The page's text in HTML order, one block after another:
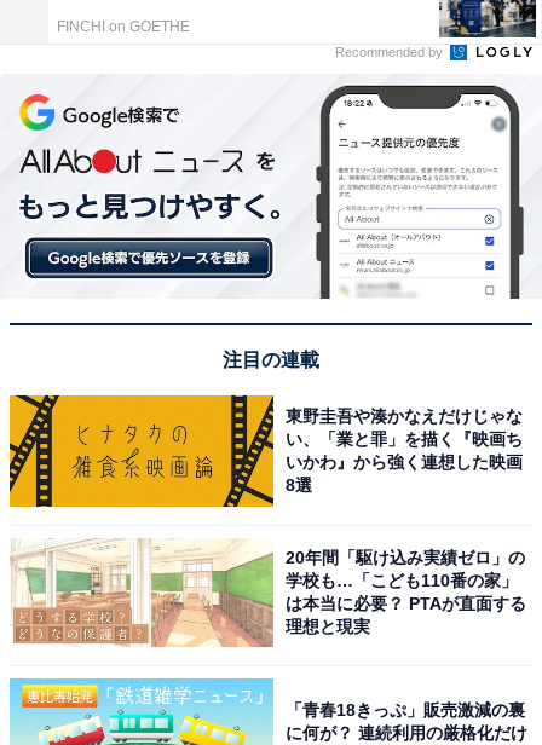
第1位：HikakinTV
そして1位に選ばれたのは、さまざまな音を楽器なしで
再現するヒューマンビートボクサー・HIKAKINさんの
『HikakinTV』でした！ まだYouTuberといった言葉がな
始めたHIKAKINさん。ビートボックス以外にも、商品紹
介やチャレンジ動画など、バラエティに富んだ動画を投
FINCHI on GOETHE
Recommended by
注目の連載
東野圭吾や湊かなえだけじゃな
い、「業と罪」を描く『映画ち
いかわ』から強く連想した映画
8選
20年間「駆け込み実績ゼロ」の
学校も…「こども110番の家」
は本当に必要？ PTAが直面する
理想と現実
「青春18きっぷ」販売激減の裏
に何が？ 連続利用の厳格化だけ